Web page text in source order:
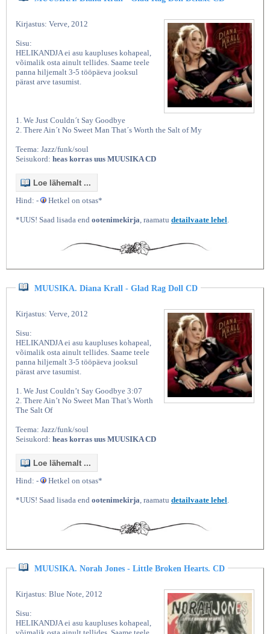
Kirjastus: Verve, 2012
Sisu:
HELIKANDJA ei asu kaupluses kohapeal,
võimalik osta ainult tellides. Saame teele
panna hiljemalt 3-5 tööpäeva jooksul
pärast arve tasumist.
1. We Just Couldn´t Say Goodbye
2. There Ain´t No Sweet Man That´s Worth the Salt of My
Teema: Jazz/funk/soul
Seisukord: heas korras uus MUUSIKA CD
Loe lähemalt ...
Hind: -
Hetkel on otsas*
*UUS! Saad lisada end ootenimekirja , raamatu detailvaate lehel
MUUSIKA. Diana Krall - Glad Rag Doll CD
Kirjastus: Verve, 2012
Sisu:
HELIKANDJA ei asu kaupluses kohapeal,
võimalik osta ainult tellides. Saame teele
panna hiljemalt 3-5 tööpäeva jooksul
pärast arve tasumist.
1. We Just Couldn’t Say Goodbye 3:07
2. There Ain’t No Sweet Man That’s Worth
The Salt Of
Teema: Jazz/funk/soul
Seisukord: heas korras uus MUUSIKA CD
Loe lähemalt ...
Hind: -
Hetkel on otsas*
*UUS! Saad lisada end ootenimekirja , raamatu detailvaate lehel
MUUSIKA. Norah Jones - Little Broken Hearts. CD
Kirjastus: Blue Note, 2012
Sisu:
HELIKANDJA ei asu kaupluses kohapeal,